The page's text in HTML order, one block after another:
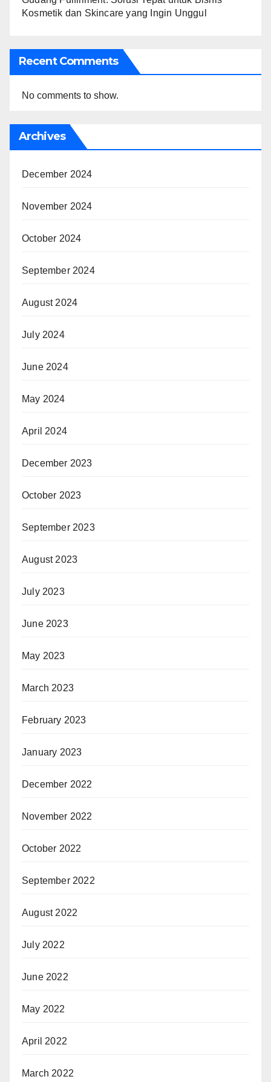
Kosmetik dan Skincare yang Ingin Unggul
Recent Comments
No comments to show.
Archives
December 2024
November 2024
October 2024
September 2024
August 2024
July 2024
June 2024
May 2024
April 2024
December 2023
October 2023
September 2023
August 2023
July 2023
June 2023
May 2023
March 2023
February 2023
January 2023
December 2022
November 2022
October 2022
September 2022
August 2022
July 2022
June 2022
May 2022
April 2022
March 2022